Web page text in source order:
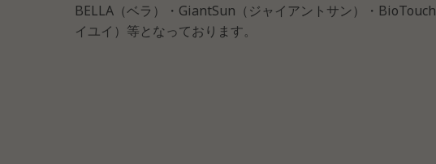
BELLA（ベラ）・GiantSun（ジャイアントサン）・
イユイ）等となっております。